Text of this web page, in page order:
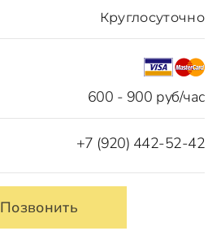
600 - 900 руб/час
Круглосуточно
+7 (920) 442-52-42
Позвонить